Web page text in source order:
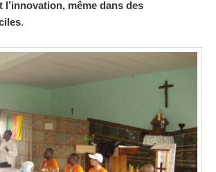
l’innovation, même dans des
.